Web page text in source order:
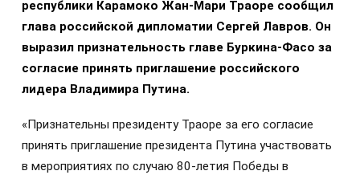
республики Карамоко Жан-Мари Траоре сообщил
глава российской дипломатии Сергей Лавров. Он
выразил признательность главе Буркина-Фасо за
согласие принять приглашение российского
лидера Владимира Путина.
«Признательны президенту Траоре за его согласие
принять приглашение президента Путина участвовать
в мероприятиях по случаю 80-летия Победы в